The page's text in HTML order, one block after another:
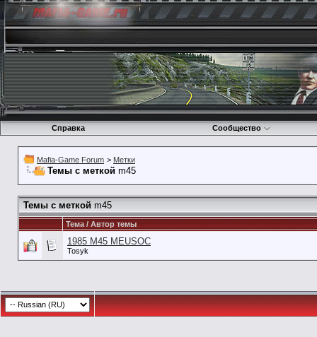
Справка Сообщество
Mafia-Game Forum > Метки
Темы с меткой m45
Темы с меткой m45
Тема / Автор темы
1985 M45 MEUSOC
Tosyk